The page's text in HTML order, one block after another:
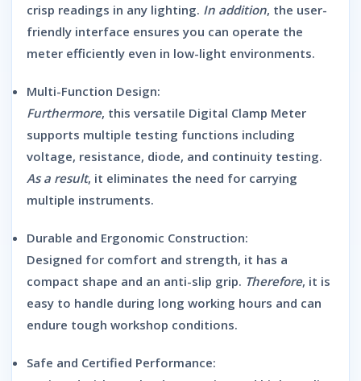
crisp readings in any lighting. In addition, the user-
friendly interface ensures you can operate the
meter efficiently even in low-light environments.
Multi-Function Design:
Furthermore, this versatile Digital Clamp Meter
supports multiple testing functions including
voltage, resistance, diode, and continuity testing.
As a result, it eliminates the need for carrying
multiple instruments.
Durable and Ergonomic Construction:
Designed for comfort and strength, it has a
compact shape and an anti-slip grip. Therefore, it is
easy to handle during long working hours and can
endure tough workshop conditions.
Safe and Certified Performance: